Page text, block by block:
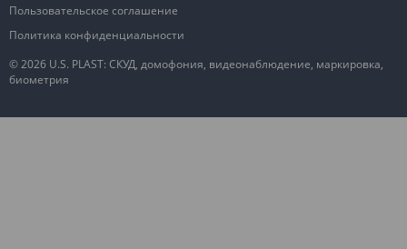
© 2026 U.S. PLAST: СКУД, домофония, видеонаблюдение, маркировка,
биометрия
Пользовательское соглашение
Политика конфиденциальности